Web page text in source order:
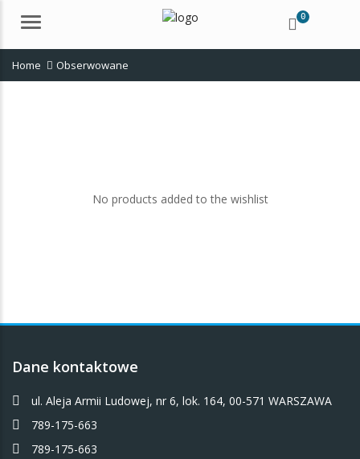
Menu 0
Home Obserwowane
No products added to the wishlist
Dane kontaktowe
ul. Aleja Armii Ludowej, nr 6, lok. 164, 00-571 WARSZAWA
789-175-663
789-175-663